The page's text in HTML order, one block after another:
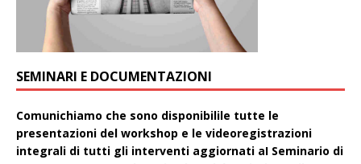
SEMINARI E DOCUMENTAZIONI
Comunichiamo che sono disponibilile tutte le
presentazioni del workshop e le videoregistrazioni
integrali di tutti gli interventi aggiornati aI Seminario di